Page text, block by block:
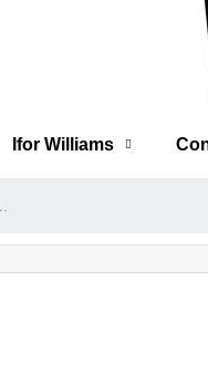
Ifor Williams